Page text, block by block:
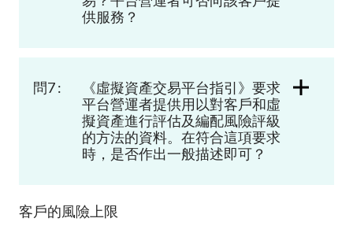
供服務？
問7 :
《虛擬資產交易平台指引》要求
平台營運者提供用以對客戶和虛
擬資產進行評估及編配風險評級
的方法的資料。在符合這項要求
時，是否作出一般描述即可？
客戶的風險上限